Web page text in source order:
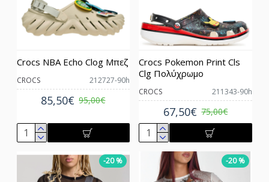
CROCS 212727-90h
Crocs NBA Echo Clog Μπεζ
85,50€ 95,00€
CROCS 211343-90h
Crocs Pokemon Print Cls
Clg Πολύχρωμο
67,50€ 75,00€
-20 % -20 %